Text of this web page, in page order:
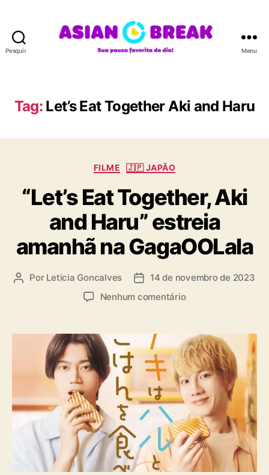
Pesquisar
A
N
R
A
Menu
Tag: Let’s Eat Together Aki and Haru
C
t
e
g
o
r
i
a
s
FILME 🇯🇵 JAPÃO
“Let’s Eat Together, Aki
and Haru” estreia
amanhã na GagaOOLala
A
r
s
t
Por Leticia Goncalves
D
p
l
c
ç
ã
14 de novembro de 2023
Nenhum comentárioe
L
e
t
’
s
E
a
t
T
o
g